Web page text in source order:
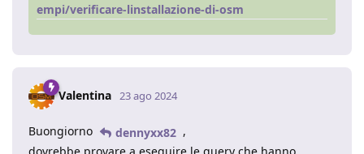
empi/verificare-linstallazione-di-osm
Valentina 23 ago 2024
Buongiorno dennyxx82 ,